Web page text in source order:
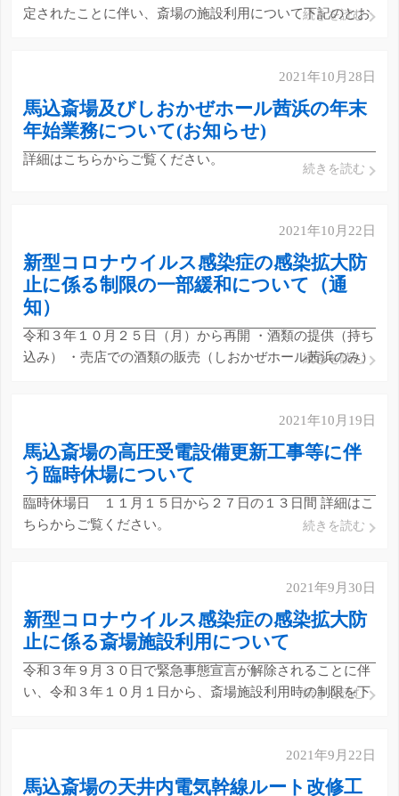
定されたことに伴い、斎場の施設利用について下記のとお
おかぜホール茜浜のみ） ２ 期間 １月２４日からまん
延防止等重点措 […]
続きを読む
2021年10月28日
馬込斎場及びしおかぜホール茜浜の年末
年始業務について(お知らせ)
詳細はこちらからご覧ください。
続きを読む
2021年10月22日
新型コロナウイルス感染症の感染拡大防
止に係る制限の一部緩和について（通
知）
令和３年１０月２５日（月）から再開 ・酒類の提供（持ち
込み） ・売店での酒類の販売（しおかぜホール茜浜のみ）
続きを読む
2021年10月19日
馬込斎場の高圧受電設備更新工事等に伴
う臨時休場について
臨時休場日 １１月１５日から２７日の１３日間 詳細はこ
ちらからご覧ください。
続きを読む
2021年9月30日
新型コロナウイルス感染症の感染拡大防
止に係る斎場施設利用について
令和３年９月３０日で緊急事態宣言が解除されることに伴
い、令和３年１０月１日から、斎場施設利用時の制限を下
もの １以外の事項は継続します。 詳しくはこちらをご
覧ください。 […]
続きを読む
2021年9月22日
馬込斎場の天井内電気幹線ルート改修工